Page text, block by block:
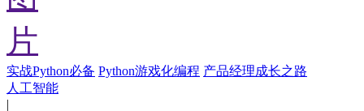
实战Python必备 Python游戏化编程 产品经理成长之路
人工智能
|